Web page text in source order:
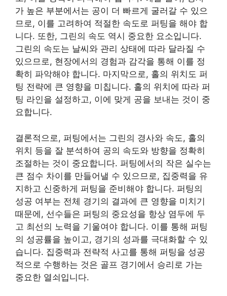
가 높은 부분에서는 공이 더 빠르게 굴러갈 수 있으
므로, 이를 고려하여 적절한 속도로 퍼팅을 해야 합
니다. 또한, 그린의 속도 역시 중요한 요소입니다.
그린의 속도는 날씨와 관리 상태에 따라 달라질 수
있으므로, 현장에서의 경험과 감각을 통해 이를 정
확히 파악해야 합니다. 마지막으로, 홀의 위치도 퍼
팅 전략에 큰 영향을 미칩니다. 홀의 위치에 따라 퍼
팅 라인을 설정하고, 이에 맞게 공을 보내는 것이 중
요합니다.
결론적으로, 퍼팅에서는 그린의 경사와 속도, 홀의
위치 등을 잘 분석하여 공의 속도와 방향을 정확히
조절하는 것이 중요합니다. 퍼팅에서의 작은 실수는
큰 점수 차이를 만들어낼 수 있으므로, 집중력을 유
지하고 신중하게 퍼팅을 준비해야 합니다. 퍼팅의
성공 여부는 전체 경기의 결과에 큰 영향을 미치기
때문에, 선수들은 퍼팅의 중요성을 항상 염두에 두
고 최선의 노력을 기울여야 합니다. 이를 통해 퍼팅
의 성공률을 높이고, 경기의 성과를 극대화할 수 있
습니다. 집중력과 전략적 사고를 통해 퍼팅을 성공
적으로 수행하는 것은 골프 경기에서 승리로 가는
중요한 열쇠입니다.